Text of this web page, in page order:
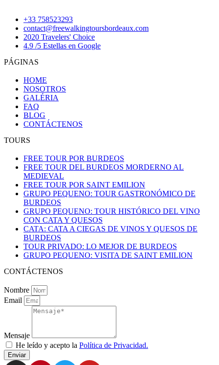
+33 758523293
contact@freewalkingtoursbordeaux.com
2020 Travelers' Choice
4.9 /5 Estellas en Google
PÁGINAS
HOME
NOSOTROS
GALÉRIA
FAQ
BLOG
CONTÁCTENOS
TOURS
FREE TOUR POR BURDEOS
FREE TOUR DEL BURDEOS MORDERNO AL
MEDIEVAL
FREE TOUR POR SAINT EMILION
GRUPO PEQUENO: TOUR GASTRONÓMICO DE
BURDEOS
GRUPO PEQUENO: TOUR HISTÓRICO DEL VINO
CON CATA Y QUESOS
CATA: CATA A CIEGAS DE VINOS Y QUESOS DE
BURDEOS
TOUR PRIVADO: LO MEJOR DE BURDEOS
GRUPO PEQUENO: VISITA DE SAINT EMILION
CONTÁCTENOS
Nombre
Email
Mensaje
He leído y acepto la Política de Privacidad.
Enviar